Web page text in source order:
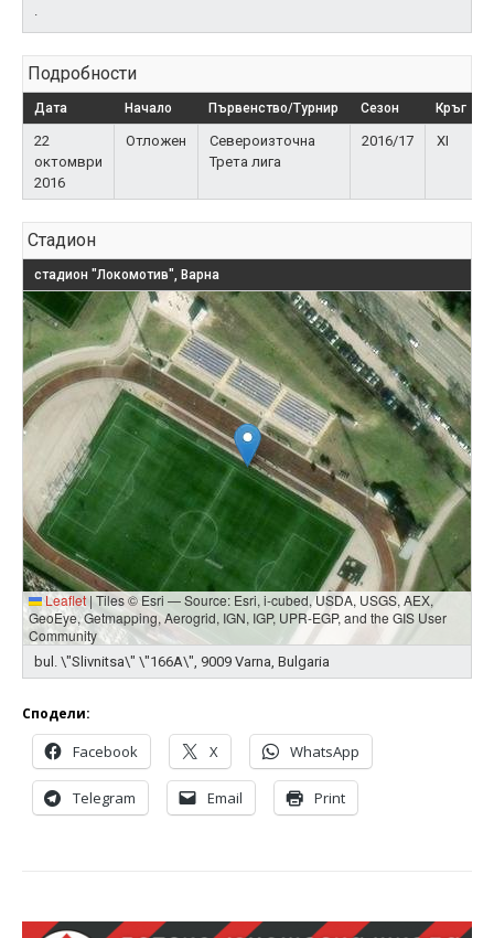
Подробности
Дата Начало Първенство/Турнир Сезон Кръг
22
октомври
2016
Отложен
Североизточна
Трета лига
2016/17 XI
Стадион
стадион "Локомотив", Варна
Leaflet | Tiles © Esri — Source: Esri, i-cubed, USDA, USGS, AEX,
GeoEye, Getmapping, Aerogrid, IGN, IGP, UPR-EGP, and the GIS User
Community
bul. \"Slivnitsa\" \"166A\", 9009 Varna, Bulgaria
Сподели:
Facebook X WhatsApp
Telegram Email Print